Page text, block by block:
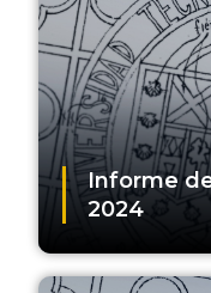
Informe
2024